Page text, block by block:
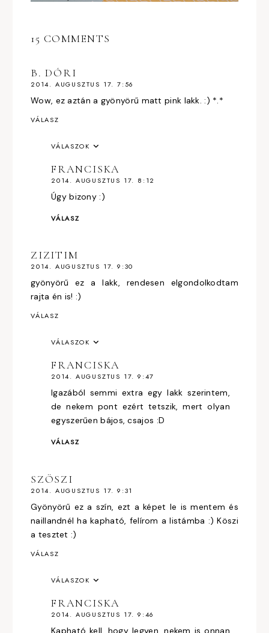
15 COMMENTS
B. DÓRI
2014. AUGUSZTUS 17. 7:56
Wow, ez aztán a gyönyörű matt pink lakk. :) *.*
VÁLASZ
VÁLASZOK
FRANCISKA
2014. AUGUSZTUS 17. 8:12
Úgy bizony :)
VÁLASZ
ZIZITIM
2014. AUGUSZTUS 17. 9:30
gyönyörű ez a lakk, rendesen elgondolkodtam
rajta én is! :)
VÁLASZ
VÁLASZOK
FRANCISKA
2014. AUGUSZTUS 17. 9:47
Igazából semmi extra egy lakk szerintem,
de nekem pont ezért tetszik, mert olyan
egyszerűen bájos, csajos :D
VÁLASZ
SZÖSZI
2014. AUGUSZTUS 17. 9:31
Gyönyörű ez a szín, ezt a képet le is mentem és
naillandnél ha kapható, felírom a listámba :) Köszi
a tesztet :)
VÁLASZ
VÁLASZOK
FRANCISKA
2014. AUGUSZTUS 17. 9:46
Kapható kell, hogy legyen, nekem is onnan